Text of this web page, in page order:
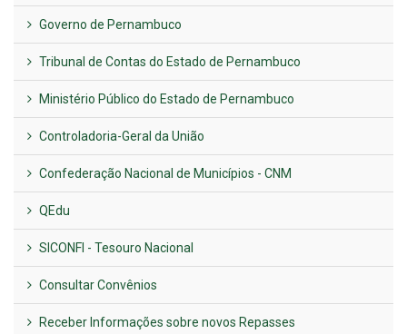
Plano Diretor – 2026
Publicado em: 14 de maio de 2026
UTILIDADE PÚBLICA
Previous
Next
LINKS ÚTEIS
AMUPE
Governo de Pernambuco